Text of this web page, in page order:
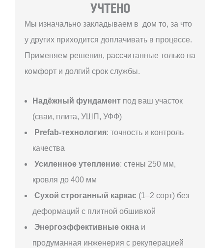
УЧТЕНО
Мы изначально закладываем в дом то, за что
у других приходится доплачивать в процессе.
Применяем решения, рассчитанные только на
комфорт и долгий срок службы.
Надёжный фундамент под ваш участок
(сваи, плита, УШП, УФФ)
Prefab-технология: точность и контроль
качества
Усиленное утепление: стены 250 мм,
кровля до 400 мм
Сухой строганный каркас (1–2 сорт) без
деформаций с плитной обшивкой
Энергоэффективные окна и
продуманная инженерия с рекуперацией